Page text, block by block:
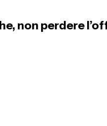
non perdere